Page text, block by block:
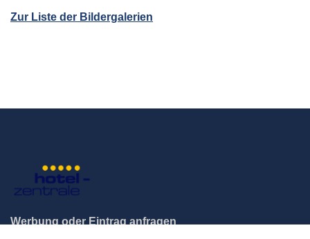
Zur Liste der Bildergalerien
Werbung oder Eintrag anfragen